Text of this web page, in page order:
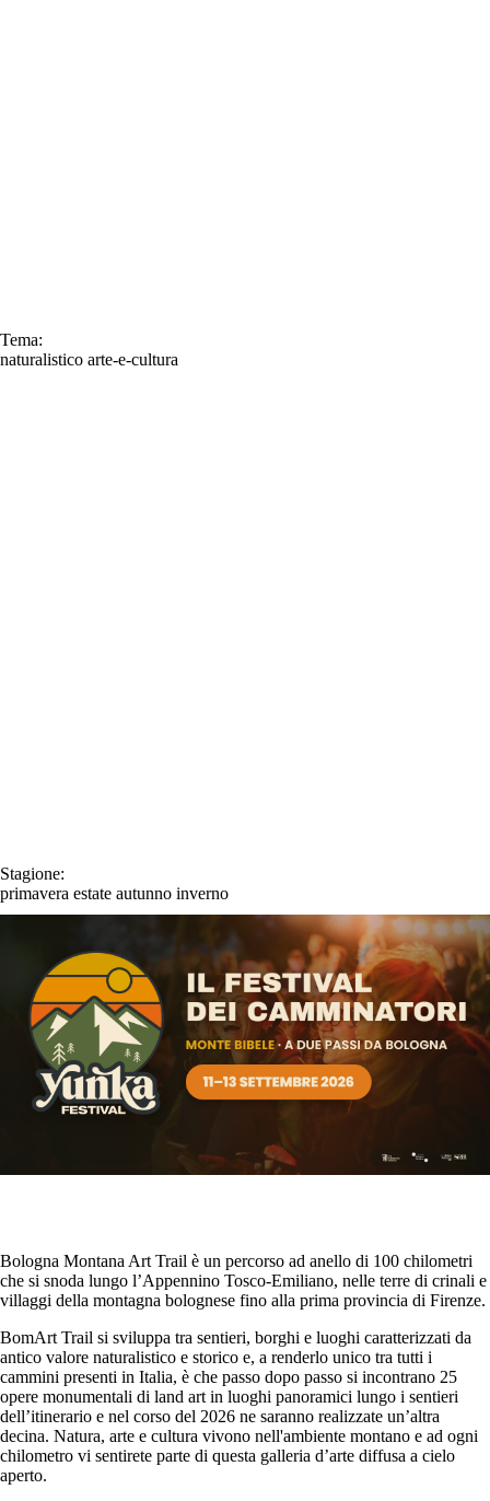
Tema:
naturalistico arte-e-cultura
Stagione:
primavera estate autunno inverno
Bologna Montana Art Trail è un percorso ad anello di 100 chilometri
che si snoda lungo l’Appennino Tosco-Emiliano, nelle terre di crinali e
villaggi della montagna bolognese fino alla prima provincia di Firenze.
BomArt Trail si sviluppa tra sentieri, borghi e luoghi caratterizzati da
antico valore naturalistico e storico e, a renderlo unico tra tutti i
cammini presenti in Italia, è che passo dopo passo si incontrano 25
opere monumentali di land art in luoghi panoramici lungo i sentieri
dell’itinerario e nel corso del 2026 ne saranno realizzate un’altra
decina. Natura, arte e cultura vivono nell'ambiente montano e ad ogni
chilometro vi sentirete parte di questa galleria d’arte diffusa a cielo
aperto.